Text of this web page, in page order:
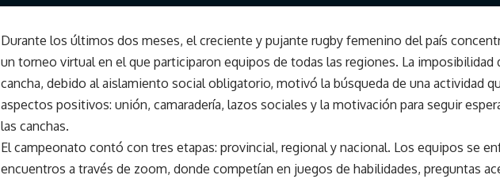
Durante los últimos dos meses, el creciente y pujante rugby femenino del país
un torneo virtual en el que participaron equipos de todas las regiones. La imposibilidad
cancha, debido al aislamiento social obligatorio, motivó la búsqueda de una actividad
aspectos positivos: unión, camaradería, lazos sociales y la motivación para seguir
las canchas.
El campeonato contó con tres etapas: provincial, regional y nacional. Los equipos se
encuentros a través de zoom, donde competían en juegos de habilidades, preguntas